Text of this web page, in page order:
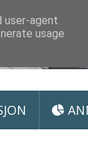
user-agent
usage